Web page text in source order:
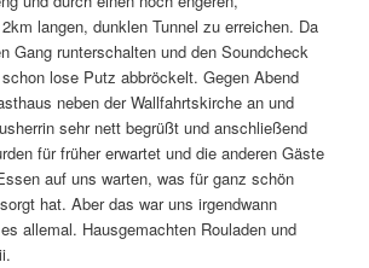
langen, dunklen Tunnel zu erreichen. Da
Gang runterschalten und den Soundcheck
lose Putz abbröckelt. Gegen Abend
neben der Wallfahrtskirche an und
sehr nett begrüßt und anschließend
für früher erwartet und die anderen Gäste
auf uns warten, was für ganz schön
hat. Aber das war uns irgendwann
allemal. Hausgemachten Rouladen und